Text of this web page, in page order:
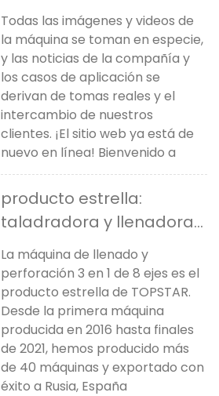
om vuelve a estar en
línea
Todas las imágenes y videos de
la máquina se toman en especie,
y las noticias de la compañía y
los casos de aplicación se
derivan de tomas reales y el
intercambio de nuestros
clientes. ¡El sitio web ya está de
nuevo en línea! Bienvenido a
producto estrella:
taladradora y llenadora 3
en 1 de 8 ejes
La máquina de llenado y
perforación 3 en 1 de 8 ejes es el
producto estrella de TOPSTAR.
Desde la primera máquina
producida en 2016 hasta finales
de 2021, hemos producido más
de 40 máquinas y exportado con
éxito a Rusia, España